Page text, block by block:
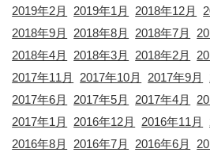
2019年2月
2019年1月 2018年12月
2018年9月
2018年8月 2018年7月
2018年4月
2018年3月 2018年2月
2017年11月
2017年10月 2017年9月
2017年6月
2017年5月 2017年4月
2017年1月
2016年12月 2016年11月
2016年8月
2016年7月 2016年6月